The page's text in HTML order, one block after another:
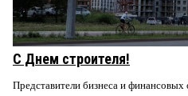
С Днем строителя!
Представители бизнеса и финансовых